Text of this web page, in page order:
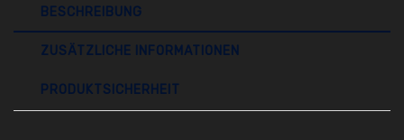
BESCHREIBUNG
ZUSÄTZLICHE INFORMATIONEN
PRODUKTSICHERHEIT